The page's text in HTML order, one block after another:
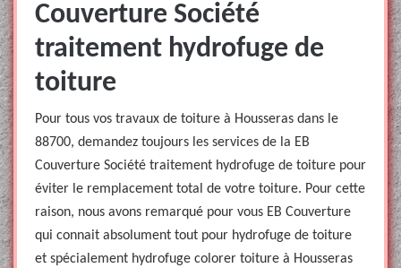
Couverture Société
traitement hydrofuge de
toiture
Pour tous vos travaux de toiture à Housseras dans le
88700, demandez toujours les services de la EB
Couverture Société traitement hydrofuge de toiture pour
éviter le remplacement total de votre toiture. Pour cette
raison, nous avons remarqué pour vous EB Couverture
qui connait absolument tout pour hydrofuge de toiture
et spécialement hydrofuge colorer toiture à Housseras